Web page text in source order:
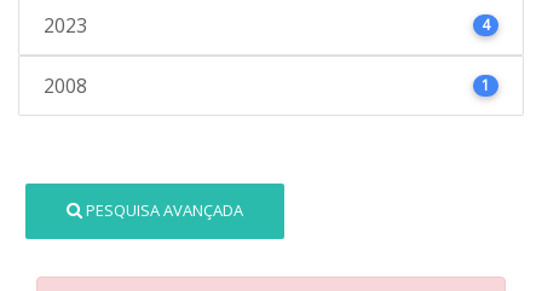
2023 4
2008 1
PESQUISA AVANÇADA